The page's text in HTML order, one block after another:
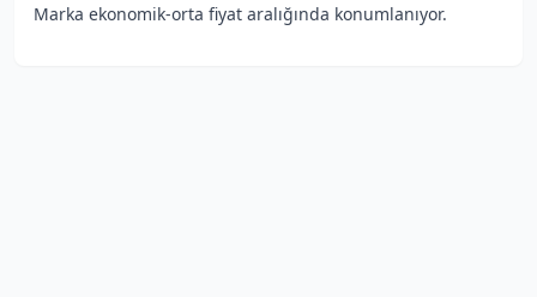
Marka ekonomik-orta fiyat aralığında konumlanıyor.